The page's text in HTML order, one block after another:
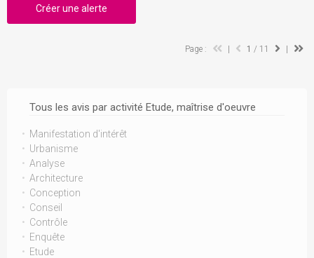
Tous les avis par activité Etude, maîtrise d'oeuvre
Manifestation d'intérêt
Urbanisme
Analyse
Architecture
Conception
Conseil
Contrôle
Enquête
Etude
Créer une alerte
Page : 1 / 11